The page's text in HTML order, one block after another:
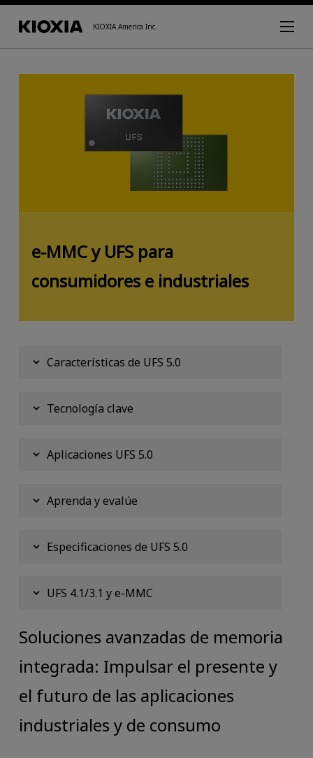
KIOXIA America Inc.
e-MMC y UFS para
consumidores e industriales
Características de UFS 5.0
Tecnología clave
Aplicaciones UFS 5.0
Aprenda y evalúe
Especificaciones de UFS 5.0
UFS 4.1/3.1 y e-MMC
Soluciones avanzadas de memoria
integrada: Impulsar el presente y
el futuro de las aplicaciones
industriales y de consumo